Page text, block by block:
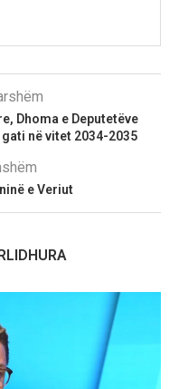
Dhoma e Deputetëve
në vitet 2034-2035
e Veriut